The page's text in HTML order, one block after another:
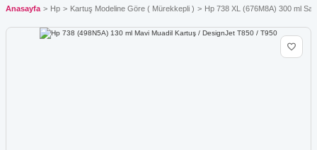
Anasayfa Hp Kartuş Modeline Göre ( Mürekkepli ) Hp 738 XL (676M8A) 300 ml